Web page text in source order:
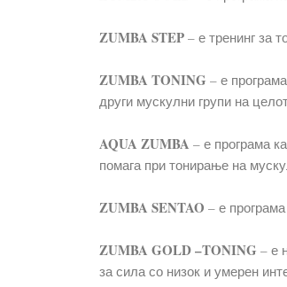
ZUMBA STEP – е тренинг за
ZUMBA TONING – е
други мускулни групи на
AQUA ZUMBA – е програма
помага при тонирање на
ZUMBA SENTAO – е
ZUMBA GOLD –TONING – е
за сила со низок и умерен